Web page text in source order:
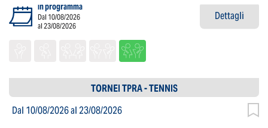
in programma
Dal 10/08/2026
al 23/08/2026
Dettagli
TORNEI TPRA - TENNIS
Dal 10/08/2026al 23/08/2026